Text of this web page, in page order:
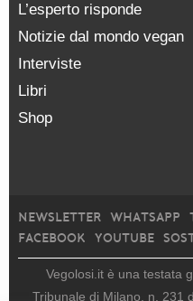
L’esperto risponde
Notizie dal mondo vegan
Interviste
Libri
Shop
NEWSLETTER WHATSAPP
FACEBOOK
YOUTUBE
Vegolosi.it è una testata
Tribunale di Milano, n. 231